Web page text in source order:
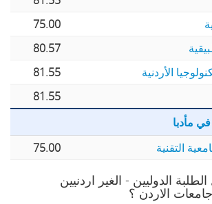
75.00
80.57
الأردنية
81.55
81.55
مأدبا
التقنية
75.00
الدوليين - الغير اردنيين
الاردن ؟